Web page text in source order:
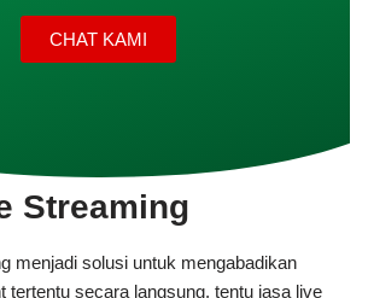
CHAT KAMI
Streaming
menjadi solusi untuk mengabadikan
tertentu secara langsung. tentu jasa live